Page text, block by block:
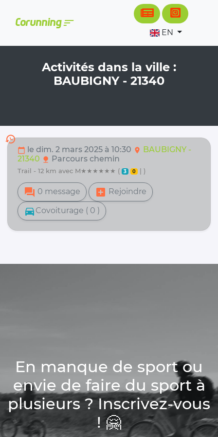
Corunningsort
EN
Activités dans la ville :
BAUBIGNY - 21340
history
calendar_today le dim. 2 mars 2025 à 10:30 location_on BAUBIGNY -
21340 nature Parcours chemin
trail - 12 km avec M★★★★★★ ( 3 0 | )
forum 0 message add_box Rejoindre
directions_car Covoiturage ( 0 )
En manque de sport ou
envie de faire du sport à
plusieurs ? Inscrivez-vous
! 🤗